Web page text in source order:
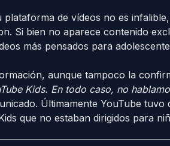
de vídeos no es
Si bien no aparece contenido
más pensados para
aunque tampoco la
Kids. En todo caso, no
Últimamente YouTube tuvo
que no estaban dirigidos para